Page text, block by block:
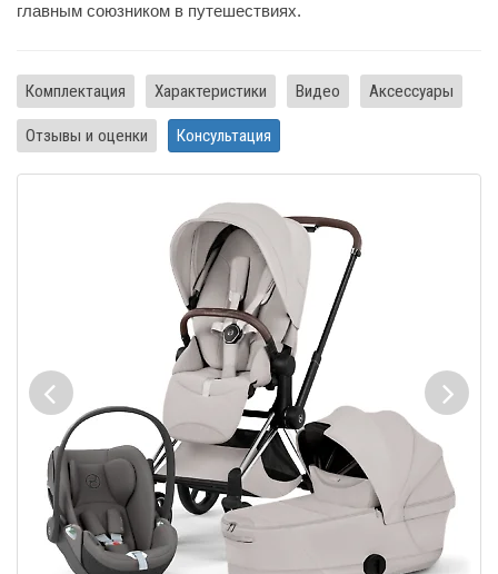
главным союзником в путешествиях.
Комплектация Характеристики Видео Аксессуары
Отзывы и оценки Консультация